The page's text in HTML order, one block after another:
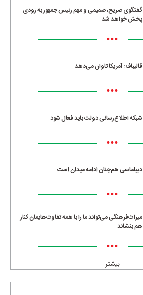
گفتگوی صریح، صمیمی و مهم رئیس جمهور به زودی
پخش خواهد شد
•••
قالیباف: آمریکا تاوان می‌دهد
•••
شبکه اطلاع‌رسانی دولت باید فعال شود
•••
دیپلماسی هم‌چنان ادامه میدان است
•••
میراث‌فرهنگی می‌تواند ما را با همه تفاوت‌هایمان کنار
هم بنشاند
•••
بیشتر